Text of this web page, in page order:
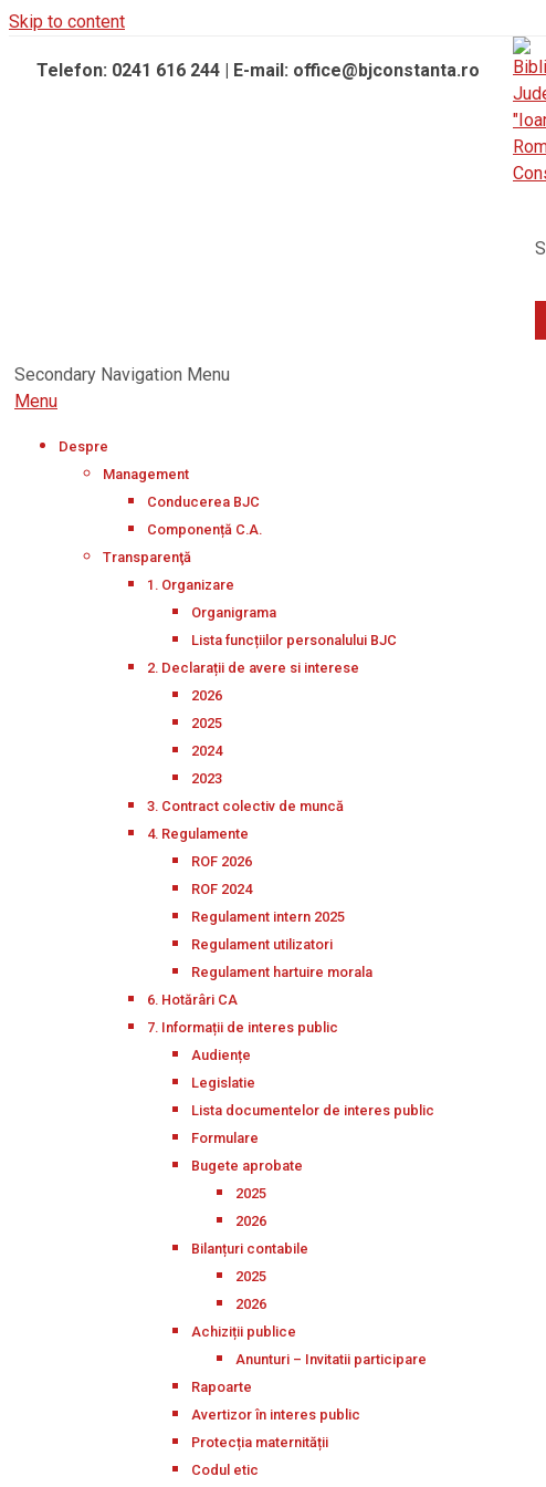
Skip to content
Telefon: 0241 616 244 | E-mail: office@bjconstanta.ro
Secondary Navigation Menu
Menu
Despre
Management
Conducerea BJC
Componență C.A.
Transparenţă
1. Organizare
Organigrama
Lista funcțiilor personalului BJC
2. Declarații de avere si interese
2026
2025
2024
2023
3. Contract colectiv de muncă
4. Regulamente
ROF 2026
ROF 2024
Regulament intern 2025
Regulament utilizatori
Regulament hartuire morala
6. Hotărâri CA
7. Informații de interes public
Audiențe
Legislatie
Lista documentelor de interes public
Formulare
Bugete aprobate
2025
2026
Bilanțuri contabile
2025
2026
Achiziții publice
Anunturi – Invitatii participare
Rapoarte
Avertizor în interes public
Protecția maternității
Codul etic